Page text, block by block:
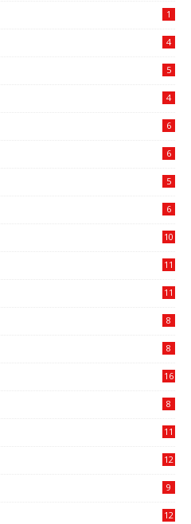
1
4
5
4
6
6
5
6
10
11
11
8
8
16
8
11
12
9
12